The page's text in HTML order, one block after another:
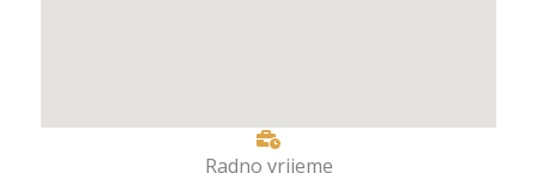
Radno vrijeme